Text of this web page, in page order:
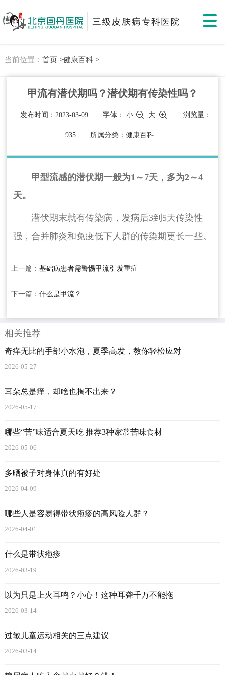
当前位置： 首页 >健康百科 >
甲流有潜伏期吗？潜伏期有传染性吗？
发布时间：2023-03-09 字体：小 大 浏览量：
935 所属分类：健康百科
甲型流感的潜伏期一般为1～7天，多为2～4
天。
潜伏期末就有传染病，发病后3到5天传染性
强，合并肺炎和免疫低下人群的传染期更长一些。
上一篇： 基础病患者需警惕甲流引发重症
下一篇： 什么是甲流？
相关推荐
奇痒无比的手部小水泡，夏季高发，教你轻松应对
2026-05-27
耳朵总是痒，却啥也掏不出来？
2026-05-17
哪些“苦”味适合夏天吃 推荐3种家常苦味食材
2026-05-06
多晒被子对身体真的有好处
2026-04-09
哪些人是容易得带状疱疹的高风险人群？
2026-04-01
什么是带状疱疹
2026-03-19
以为只是上火耳鸣？小心！这种耳聋千万不能拖
2026-03-14
过敏儿童运动相关的三点建议
2026-03-14